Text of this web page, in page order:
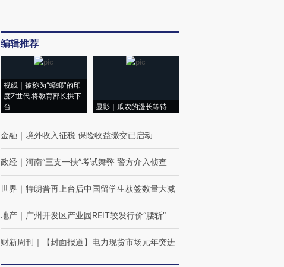
编辑推荐
视线｜被称为“蟑螂”的印
度Z世代 将教育部长拱下
台
显影｜瓜农的漫长等待
金融 ｜ 境外收入征税 保险收益缴交已启动
政经 ｜ 河南“三支一扶”考试舞弊 警方介入侦查
世界 ｜ 特朗普再上台后中国留学生获签数量大减
地产 ｜ 广州开发区产业园REIT较发行价“腰斩”
财新周刊 ｜ 【封面报道】电力现货市场元年突进